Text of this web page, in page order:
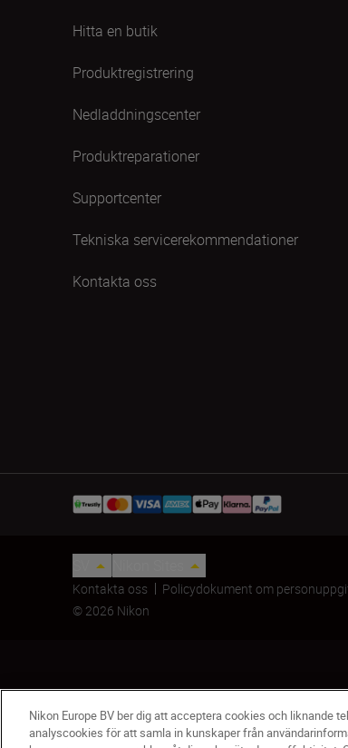
Hitta en butik
Produktregistrering
Nedladdningscenter
Produktreparationer
Supportcenter
Tekniska servicerekommendationer
Kontakta oss
Kontakta oss Policydokument om
© 2026 Nikon
Nikon Europe BV ber dig att acceptera cookies och liknande
analyscookies för att samla in kunskaper från